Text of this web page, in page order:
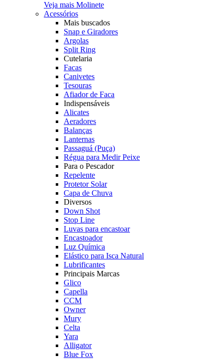
Veja mais Molinete
Acessórios
Mais buscados
Snap e Giradores
Argolas
Split Ring
Cutelaria
Facas
Canivetes
Tesouras
Afiador de Faca
Indispensáveis
Alicates
Aeradores
Balanças
Lanternas
Passaguá (Puça)
Régua para Medir Peixe
Para o Pescador
Repelente
Protetor Solar
Capa de Chuva
Diversos
Down Shot
Stop Line
Luvas para encastoar
Encastoador
Luz Química
Elástico para Isca Natural
Lubrificantes
Principais Marcas
Glico
Capella
CCM
Owner
Mury
Celta
Yara
Alligator
Blue Fox